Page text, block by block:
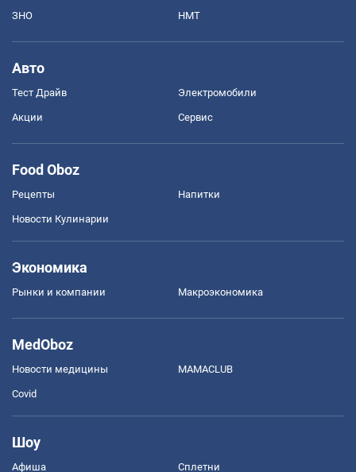
ЗНО НМТ
Авто
Тест Драйв Электромобили
Акции Сервис
Food Oboz
Рецепты Напитки
Новости Кулинарии
Экономика
Рынки и компании Mакроэкономика
MedOboz
Новости медицины MAMACLUB
Covid
Шоу
Афиша Сплетни